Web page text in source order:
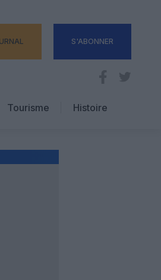
S'ABONNER
Tourisme
Hôtellerie
Histoire